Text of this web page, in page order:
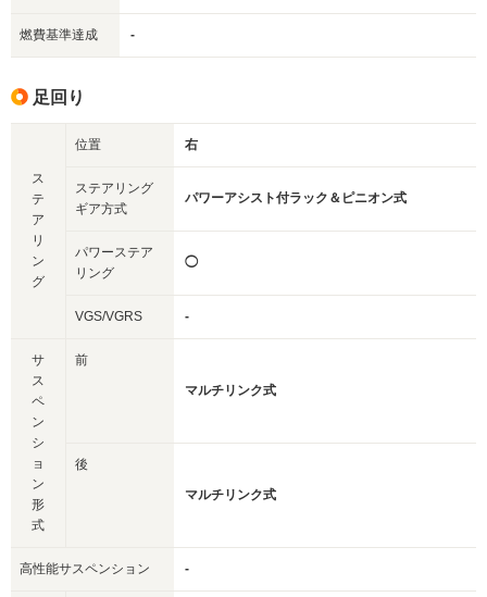
燃費基準達成 -
足回り
ス
テ
ア
リ
ン
グ
位置 右
ステアリング
ギア方式
パワーアシスト付ラック＆ピニオン式
パワーステア
リング
◯
VGS/VGRS -
サ
ス
ペ
ン
シ
ョ
ン
形
式
前
マルチリンク式
後
マルチリンク式
高性能サスペンション -